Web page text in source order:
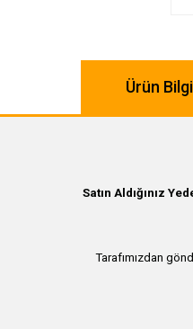
Ürün
Satın Aldığınız
Tarafımızdan